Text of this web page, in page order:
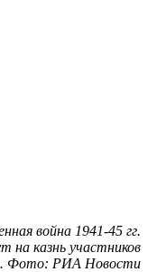
война 1941-45 гг.
на казнь участников
Фото: РИА Новости